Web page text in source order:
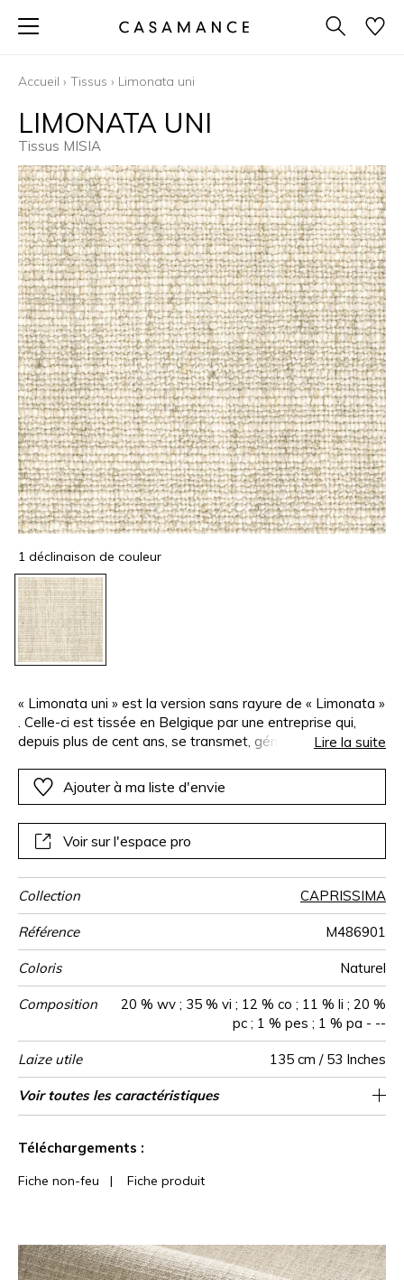
Accueil › Tissus › Limonata uni
LIMONATA UNI
Tissus MISIA
1 déclinaison de couleur
« Limonata uni » est la version sans rayure de « Limonata »
. Celle-ci est tissée en Belgique par une entreprise qui,
depuis plus de cent ans, se transmet, génération après
Limonata uni » est idéale pour la confection du rideau et du
siège intensif.
Lire la suite
Ajouter à ma liste d'envie
Voir sur l'espace pro
Collection CAPRISSIMA
Référence M486901
Coloris Naturel
Composition
20 % wv ; 35 % vi ; 12 % co ; 11 % li ; 20 %
pc ; 1 % pes ; 1 % pa - --
Laize utile 135 cm / 53 Inches
Raccord Raccord libre
Test
Martindale
100000
Usage
martindale
Siège à usage intensif : >40,000 cycles
(Martindale) et/ou >30,000 doubles rubs
Wyzenbeek 100000
Sens De large
Poids g/m² 790
Performance
Accoustique
aw - 0.15
Usage
Entretien
Pays d'origine Belgique
Caractéristiques
Outdoor
Voir toutes les caractéristiques
Téléchargements :
Fiche non-feu | Fiche produit